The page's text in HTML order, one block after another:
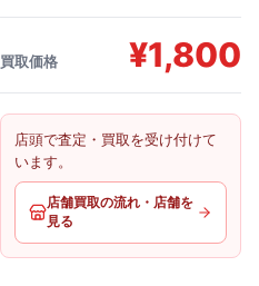
買取価格 ¥1,800
店頭で査定・買取を受け付けて
います。
店舗買取の流れ・店舗を
見る